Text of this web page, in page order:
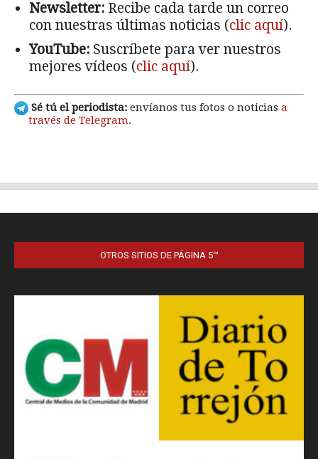
OTROS SITIOS DE PÁGINA 5™